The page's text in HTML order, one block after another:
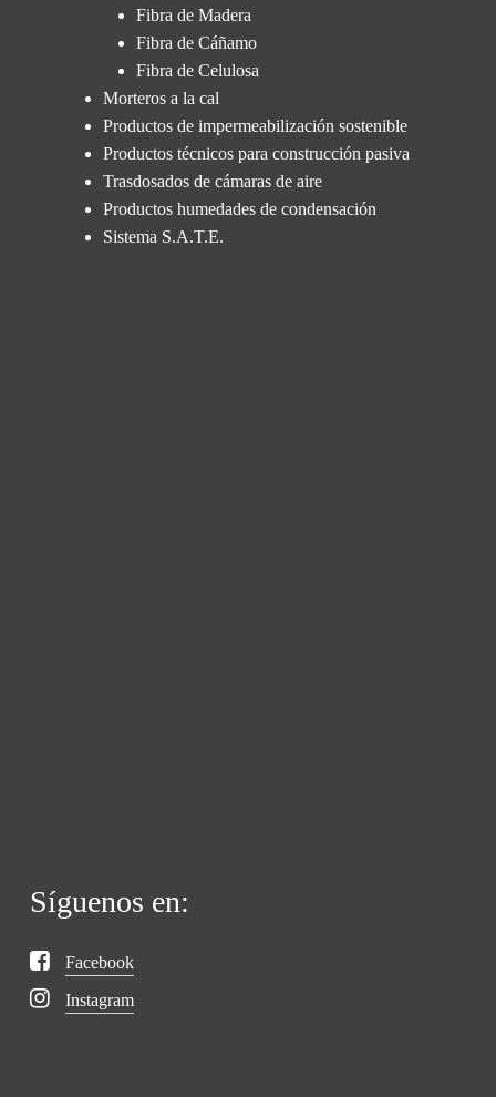
Fibra de Madera
Fibra de Cáñamo
Fibra de Celulosa
Morteros a la cal
Productos de impermeabilización sostenible
Productos técnicos para construcción pasiva
Trasdosados de cámaras de aire
Productos humedades de condensación
Sistema S.A.T.E.
Síguenos en:
Facebook
Instagram